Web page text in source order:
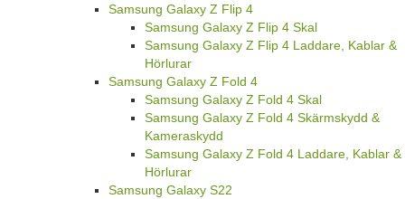
Samsung Galaxy Z Flip 4
Samsung Galaxy Z Flip 4 Skal
Samsung Galaxy Z Flip 4 Laddare, Kablar &
Hörlurar
Samsung Galaxy Z Fold 4
Samsung Galaxy Z Fold 4 Skal
Samsung Galaxy Z Fold 4 Skärmskydd &
Kameraskydd
Samsung Galaxy Z Fold 4 Laddare, Kablar &
Hörlurar
Samsung Galaxy S22